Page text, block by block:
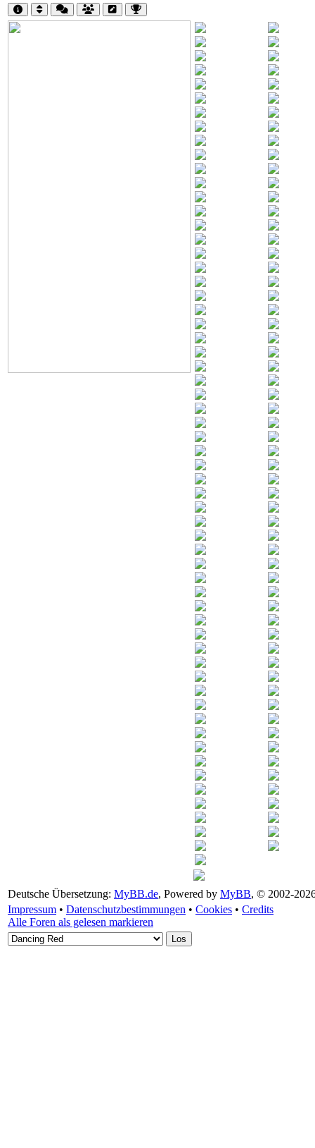
Deutsche Übersetzung: MyBB.de, Powered by MyBB, © 2002-
Impressum • Datenschutzbestimmungen • Cookies • Credits
Alle Foren als gelesen markieren